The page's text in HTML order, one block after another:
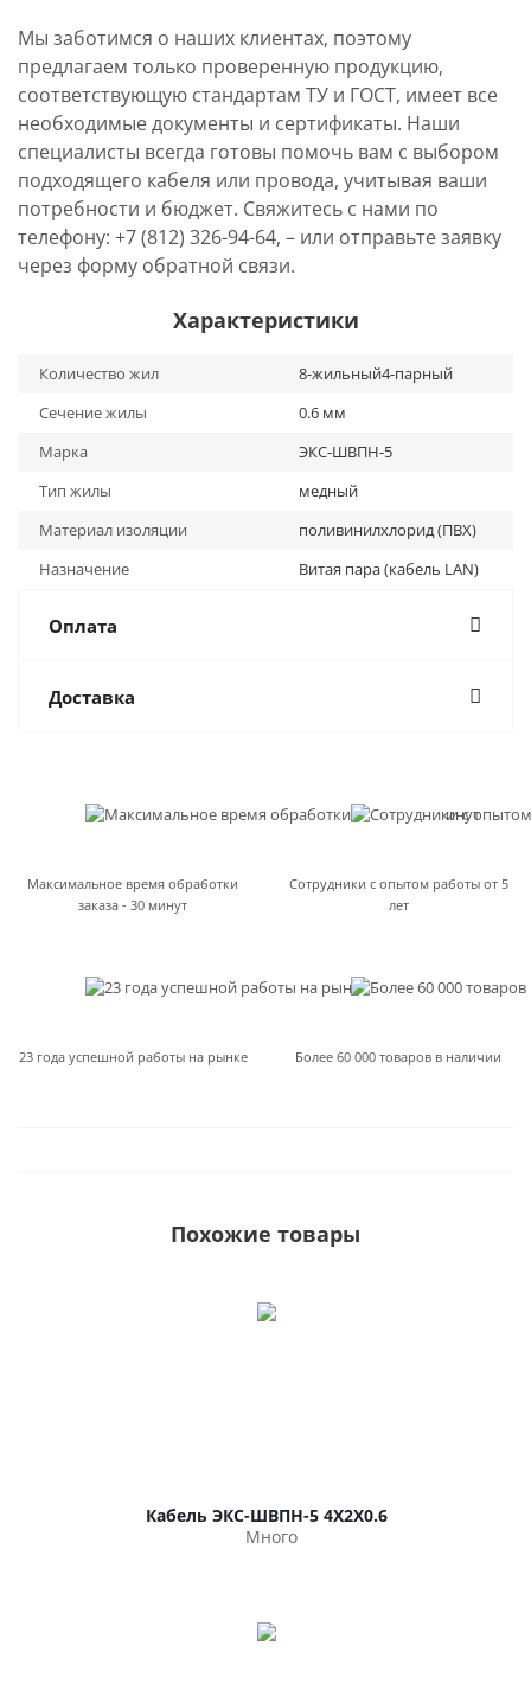
Мы заботимся о наших клиентах, поэтому
предлагаем только проверенную продукцию,
соответствующую стандартам ТУ и ГОСТ, имеет все
необходимые документы и сертификаты. Наши
специалисты всегда готовы помочь вам с выбором
подходящего кабеля или провода, учитывая ваши
потребности и бюджет. Свяжитесь с нами по
телефону: +7 (812) 326-94-64, – или отправьте заявку
через форму обратной связи.
Характеристики
Количество жил
8-жильный4-парный
Сечение жилы
0.6 мм
Марка
ЭКС-ШВПН-5
Тип жилы
медный
Материал изоляции
поливинилхлорид (ПВХ)
Назначение
Витая пара (кабель LAN)
Оплата
Доставка
Максимальное время обработки
заказа - 30 минут
Сотрудники с опытом работы от 5
лет
23 года успешной работы на рынке Более 60 000 товаров в наличии
Похожие товары
Кабель ЭКС-ШВПН-5 4Х2Х0.6
Много